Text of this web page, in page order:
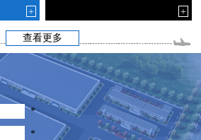
+ +
查看更多
*
*